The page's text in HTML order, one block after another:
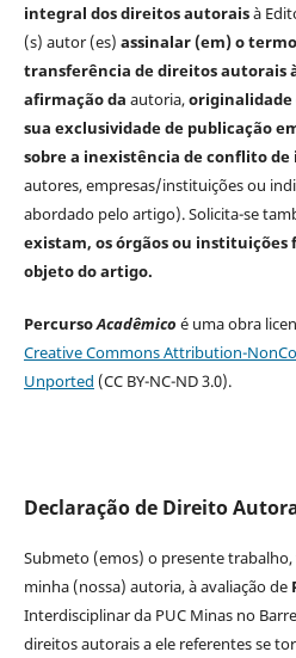
integral dos direitos autoraisà
(s) autor (es) assinalar (em)o
transferência de direitos autorais
afirmaçãoda autoria,originalidade
sua exclusividade de publicação
sobre a inexistência de conflito de
autores, empresas/instituições ou
abordado pelo artigo). Solicita-se
existam, os órgãos ou instituições
objeto do artigo.
PercursoAcadêmico é uma obra
Creative Commons Attribution-
Unported (CC BY-NC-ND 3.0).
Declaração de Direito
Submeto (emos) o presente
minha (nossa) autoria, à avaliação de
Interdisciplinar da PUC Minas no
direitos autorais a ele referentes se